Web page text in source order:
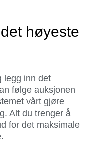
høyeste
legg inn det
følge auksjonen
vårt gjøre
Alt du trenger å
for det maksimale